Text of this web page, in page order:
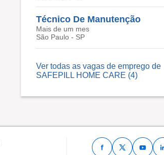
Técnico De Manutenção
Mais de um mes
São Paulo - SP
Ver todas as vagas de emprego de
SAFEPILL HOME CARE (4)